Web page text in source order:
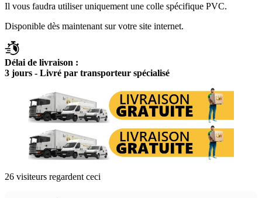
Il vous faudra utiliser uniquement une colle spécifique PVC.
Disponible dès maintenant sur votre site internet.
Délai de livraison :
3 jours - Livré par transporteur spécialisé
26 visiteurs regardent ceci